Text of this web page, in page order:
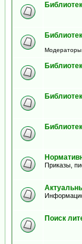
Модераторы
Приказы,
Поиск